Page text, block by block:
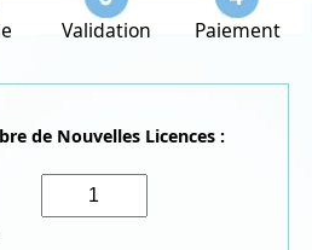
Validation Paiement
de Nouvelles Licences :